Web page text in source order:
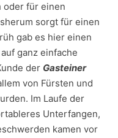
oder für einen
sorgt für einen
gab es hier einen
ganz einfache
der Gasteiner
von Fürsten und
Im Laufe der
Unterfangen,
kamen vor